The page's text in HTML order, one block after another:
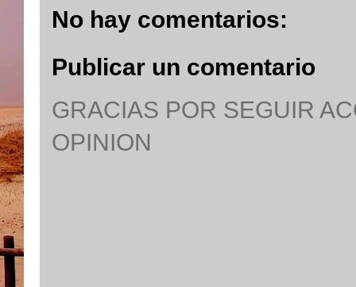
No hay comentarios:
Publicar un comentario
GRACIAS POR SEGUIR
OPINION